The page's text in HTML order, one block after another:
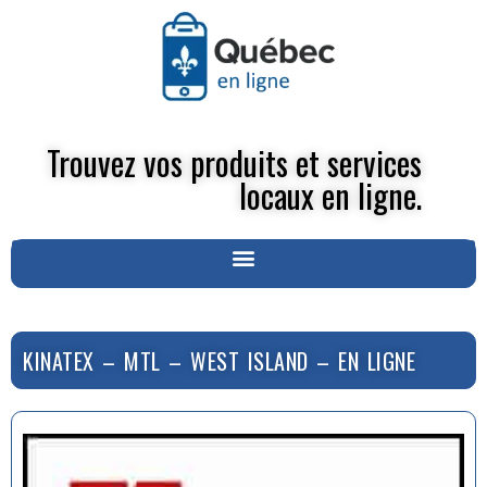
Trouvez vos produits et services
locaux en ligne.
KINATEX – MTL – WEST ISLAND – EN LIGNE